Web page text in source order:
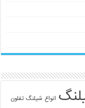
انواع شیلنگ تفلون